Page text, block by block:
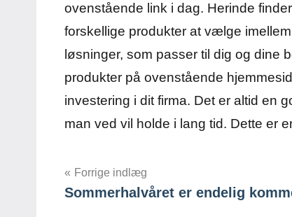
ovenstående link i dag. Herinde
forskellige produkter at vælge
løsninger, som passer til dig og dine
produkter på ovenstående
investering i dit firma. Det er altid en
man ved vil holde i lang tid. Dette er
Indlægsnavigation
Forrige indlæg
Sommerhalvåret er endelig